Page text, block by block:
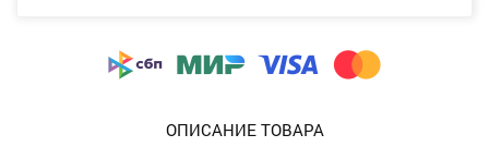
ОПИСАНИЕ ТОВАРА